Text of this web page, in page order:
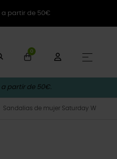
a partir de 50€
0
☰
a partir de 50€.
Sandalias de mujer Saturday W